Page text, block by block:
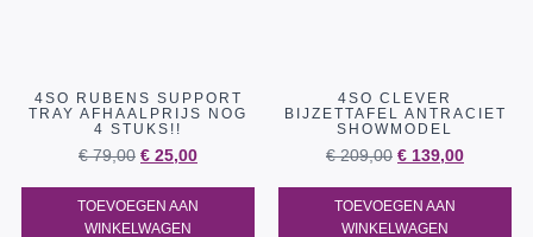
4SO RUBENS SUPPORT
TRAY AFHAALPRIJS NOG
4 STUKS!!
€79,00 € 25,00
TOEVOEGEN AAN
WINKELWAGEN
4SO CLEVER
BIJZETTAFEL ANTRACIET
SHOWMODEL
€209,00 € 139,00
TOEVOEGEN AAN
WINKELWAGEN